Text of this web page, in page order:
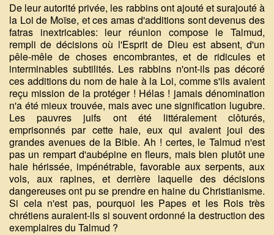
De leur autorité privée, les rabbins ont ajouté et surajouté à
la Loi de Moïse, et ces amas d'additions sont devenus des
fatras inextricables: leur réunion compose le Talmud,
rempli de décisions où l'Esprit de Dieu est absent, d'un
pêle-mêle de choses encombrantes, et de ridicules et
interminables subtilités. Les rabbins n'ont-ils pas décoré
ces additions du nom de haie à la Loi, comme s'ils avaient
reçu mission de la protéger ! Hélas ! jamais dénomination
n'a été mieux trouvée, mais avec une signification lugubre.
Les pauvres juifs ont été littéralement clôturés,
emprisonnés par cette haie, eux qui avaient joui des
grandes avenues de la Bible. Ah ! certes, le Talmud n'est
pas un rempart d'aubépine en fleurs, mais bien plutôt une
haie hérissée, impénétrable, favorable aux serpents, aux
vols, aux rapines, et derrière laquelle des décisions
dangereuses ont pu se prendre en haine du Christianisme.
Si cela n'est pas, pourquoi les Papes et les Rois très
chrétiens auraient-ils si souvent ordonné la destruction des
exemplaires du Talmud ?